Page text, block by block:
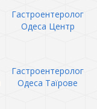
Гастроентеролог
Одеса Центр
Гастроентеролог
Одеса Таїрове